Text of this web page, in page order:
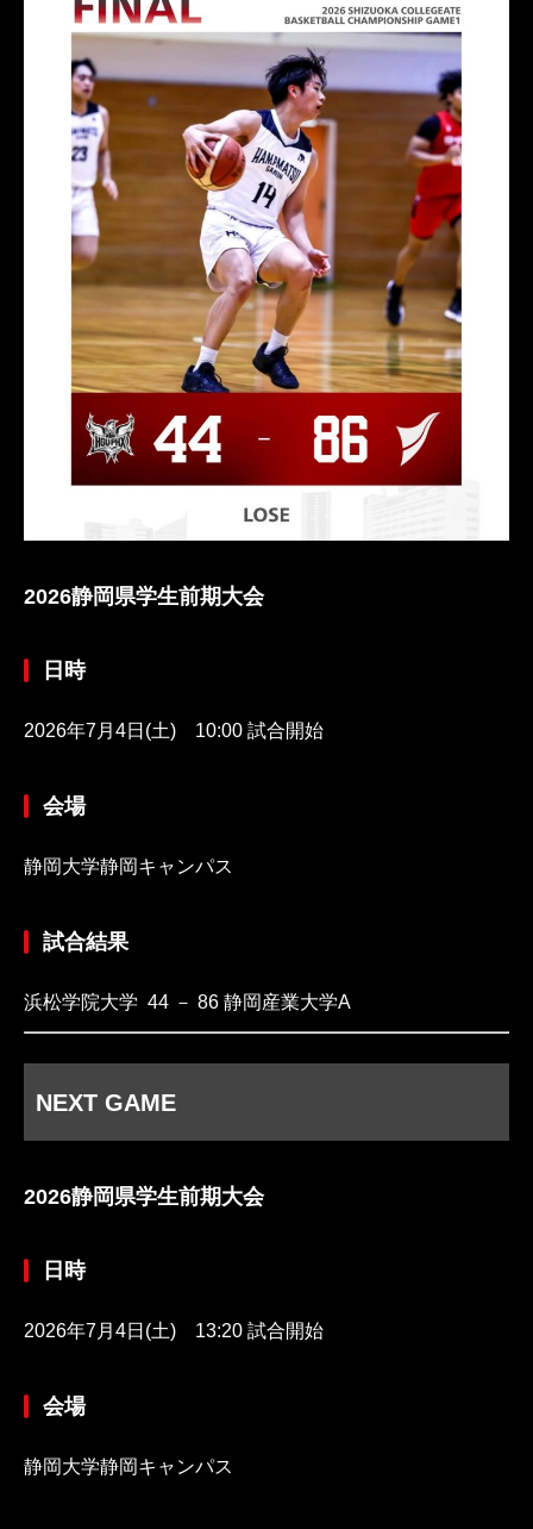
2026静岡県学生前期大会
日時
2026年7月4日(土) 10:00 試合開始
会場
静岡大学静岡キャンパス
試合結果
浜松学院大学 44 － 86 静岡産業大学A
NEXT GAME
2026静岡県学生前期大会
日時
2026年7月4日(土) 13:20 試合開始
会場
静岡大学静岡キャンパス